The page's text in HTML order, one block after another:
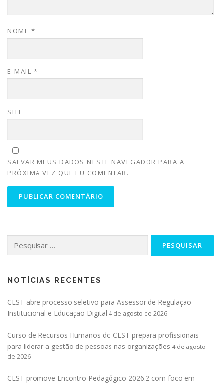
NOME *
E-MAIL *
SITE
SALVAR MEUS DADOS NESTE NAVEGADOR PARA A
PRÓXIMA VEZ QUE EU COMENTAR.
NOTÍCIAS RECENTES
CEST abre processo seletivo para Assessor de Regulação
Institucional e Educação Digital 4 de agosto de 2026
Curso de Recursos Humanos do CEST prepara profissionais
para liderar a gestão de pessoas nas organizações 4 de agosto
de 2026
CEST promove Encontro Pedagógico 2026.2 com foco em